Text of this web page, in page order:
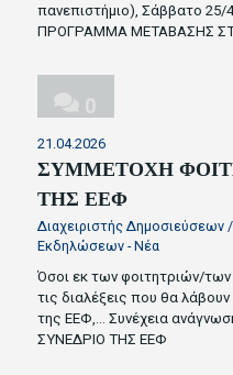
πανεπιστήμιο), Σάββατο 25/
ΠΡΟΓΡΑΜΜΑ ΜΕΤΑΒΑΣΗΣ
0
21.04.2026
ΣΥΜΜΕΤΟΧΗ
ΤΗΣ ΕΕΦ
Διαχειριστής Δημοσιεύσεων /
Εκδηλώσεων - Νέα
Όσοι εκ των φοιτητριών/
τις διαλέξεις που θα
της ΕΕΦ,… Συνέχεια
ΣΥΝΕΔΡΙΟ ΤΗΣ ΕΕΦ